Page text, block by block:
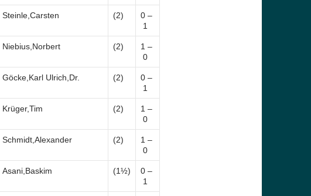
Steinle,Carsten (2)
0 –
1
Niebius,Norbert (2)
1 –
0
Göcke,Karl Ulrich,Dr. (2)
0 –
1
Krüger,Tim (2)
1 –
0
Schmidt,Alexander (2)
1 –
0
Asani,Baskim (1½)
0 –
1